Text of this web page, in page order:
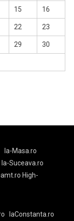
15 16
22 23
29 30
la-Masa.ro
la-Suceava.ro
High-
laConstanta.ro